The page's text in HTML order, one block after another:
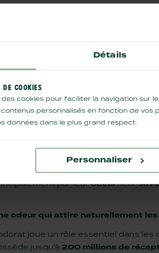
Détails
DE COOKIES
des cookies pour faciliter la navigation sur
personnalisés en fonction de
données dans le plus grand respect.
Personnaliser
et odeur Très
LES CHATS
les chats n'ont pas les mêmes
les friandises lyophilisées
par leurodeur, leur
odeur qui attire naturellement
joue un rôle essentiel dans
jusqu'à 200 millions de